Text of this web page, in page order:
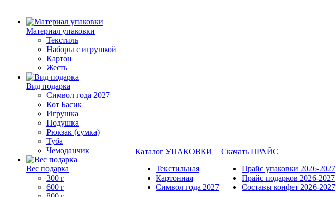
Материал упаковки
Текстиль
Наборы с игрушкой
Картон
Жесть
Вид подарка
Символ года 2027
Кот Басик
Игрушка
Подушка
Рюкзак (сумка)
Туба
Чемоданчик
Вес подарка
300 г
600 г
Каталог УПАКОВКИ
Текстильная
Картонная
Символ года 2027
Скачать ПРАЙС
Прайс упаковки 2026-2027
Прайс подарков 2026-2027
Составы конфет 2026-2027